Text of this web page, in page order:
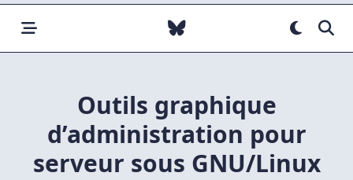
Outils graphique
d’administration pour
serveur sous GNU/Linux